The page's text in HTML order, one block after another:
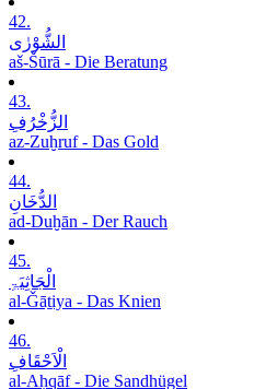
42.
الشُّوْرٰی
aš-Šūrā - Die Beratung
43.
الزُّخْرُفِ
az-Zuḫruf - Das Gold
44.
الدُّخَانِ
ad-Duḫān - Der Rauch
45.
الْجَاثِیَۃِ
al-Ǧāṯiya - Das Knien
46.
الْاَحْقَافِ
al-Aḥqāf - Die Sandhügel